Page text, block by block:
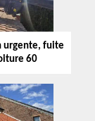
urgente, fuite
60